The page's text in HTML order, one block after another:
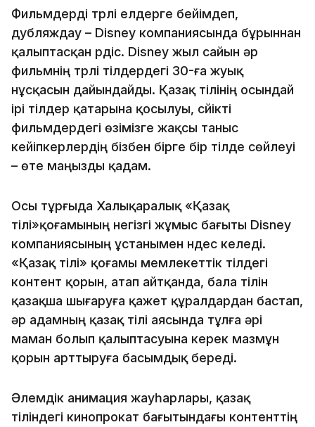
Фильмдерді түрлі елдерге бейімдеп,
дубляждау – Disney компаниясында бұрыннан
қалыптасқан үрдіс. Disney жыл сайын әр
фильмнің түрлі тілдердегі 30-ға жуық
нұсқасын дайындайды. Қазақ тілінің осындай
ірі тілдер қатарына қосылуы, сүйікті
фильмдердегі өзімізге жақсы таныс
кейіпкерлердің бізбен бірге бір тілде сөйлеуі
– өте маңызды қадам.
Осы тұрғыда Халықаралық «Қазақ
тілі»қоғамының негізгі жұмыс бағыты Disney
компаниясының ұстанымен үндес келеді.
«Қазақ тілі» қоғамы мемлекеттік тілдегі
контент қорын, атап айтқанда, бала тілін
қазақша шығаруға қажет құралдардан бастап,
әр адамның қазақ тілі аясында тұлға әрі
маман болып қалыптасуына керек мазмұн
қорын арттыруға басымдық береді.
Әлемдік анимация жауһарлары, қазақ
тіліндегі кинопрокат бағытындағы контенттің